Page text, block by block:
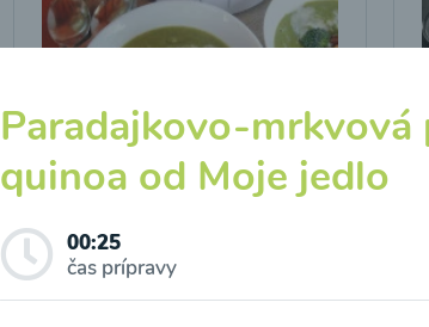
krutónmi z tofu od
Snědeno.cz
Paradajkovo-mrkvová
quinoa od Moje jedlo
00:25
čas prípravy